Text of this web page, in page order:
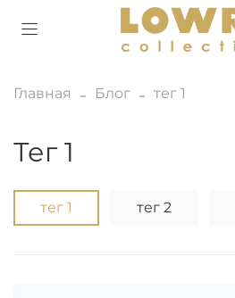
Главная Блог тег 1
тег 1
тег 1 тег 2